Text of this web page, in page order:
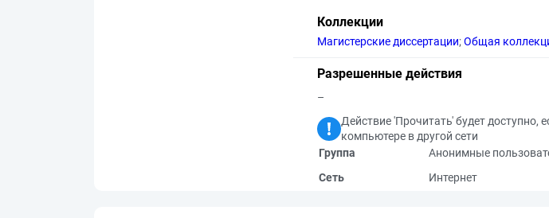
Коллекции
Магистерские диссертации;Общая
Разрешенные действия
–
Действие 'Прочитать' будет доступно,
компьютере в другой сети
Группа
Анонимные
Сеть
Интернет